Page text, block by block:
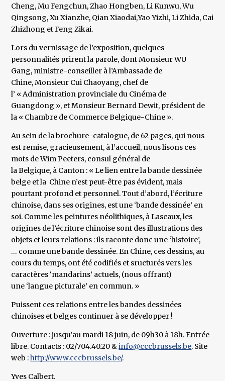
Cheng, Mu Fengchun, Zhao Hongben, Li Kunwu, Wu
Qingsong, Xu Xianzhe, Qian Xiaodai,Yao Yizhi, Li Zhida, Cai
Zhizhong et Feng Zikai.
Lors du vernissage de l’exposition, quelques
personnalités prirent la parole, dont Monsieur WU
Gang, ministre-conseiller à l’Ambassade de
Chine, Monsieur Cui Chaoyang, chef de
l’ « Administration provinciale du Cinéma de
Guangdong », et Monsieur Bernard Dewit, président de
la « Chambre de Commerce Belgique-Chine ».
Au sein de la brochure-catalogue, de 62 pages, qui nous
est remise, gracieusement, à l’accueil, nous lisons ces
mots de Wim Peeters, consul général de
la Belgique, à Canton : « Le lien entre la bande dessinée
belge et la Chine n’est peut-être pas évident, mais
pourtant profond et personnel. Tout d’abord, l’écriture
chinoise, dans ses origines, est une ‘bande dessinée’ en
soi. Comme les peintures néolithiques, à Lascaux, les
origines de l’écriture chinoise sont des illustrations des
objets et leurs relations : ils raconte donc une ‘histoire’,
… comme une bande dessinée. En Chine, ces dessins, au
cours du temps, ont été codifiés et sructurés vers les
caractères ‘mandarins’ actuels, (nous offrant)
une ‘langue picturale’ en commun. »
Puissent ces relations entre les bandes dessinées
chinoises et belges continuer à se développer !
Ouverture : jusqu’au mardi 18 juin, de 09h30 à 18h. Entrée
libre. Contacts : 02/704.40.20 &info@cccbrussels.be. Site
web :http://www.cccbrussels.be/.
Yves Calbert.